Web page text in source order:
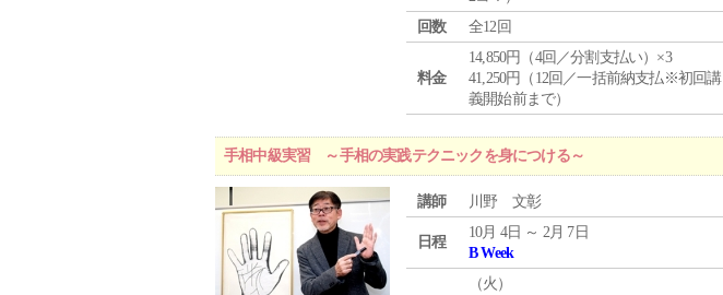
回数
全12回
料金
14,850円（4回／分割支払い）×3
41,250円（12回／一括前納支払※初回講
義開始前まで）
手相中級実習 ～手相の実践テクニックを身につける～
講師 川野 文彰
日程
10月 4日 ～ 2月 7日
B Week
（火 ）